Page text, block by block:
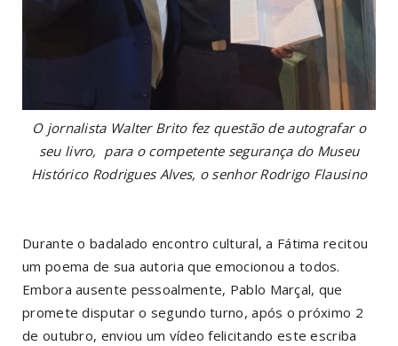
O jornalista Walter Brito fez questão de autografar o
seu livro, para o competente segurança do Museu
Histórico Rodrigues Alves, o senhor Rodrigo Flausino
Durante o badalado encontro cultural, a Fátima recitou
um poema de sua autoria que emocionou a todos.
Embora ausente pessoalmente, Pablo Marçal, que
promete disputar o segundo turno, após o próximo 2
de outubro, enviou um vídeo felicitando este escriba